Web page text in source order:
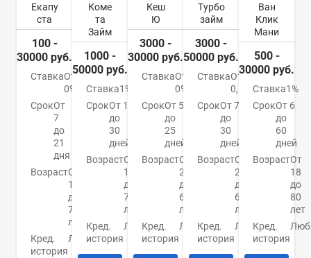
Екапу
ста
100 -
30000 руб.
СтавкаОт
0%
СрокОт
7
до
21
дня
ВозрастОт
18
до
70
лет
Кред.
история
Любая
Коме
та
Займ
1000 -
50000 руб.
Ставка1%
СрокОт 1
до
30
дней
ВозрастОт
18
до
70
лет
Кред.
история
Любая
Кеш
Ю
3000 -
30000 руб.
СтавкаОт
0%
СрокОт 5
до
25
дней
ВозрастОт
21
до
65
лет
Кред.
история
Любая
Турбо
займ
3000 -
50000 руб.
СтавкаОт
0,5%
СрокОт 7
до
30
дней
ВозрастОт
21
до
65
лет
Кред.
история
Любая
Ван
Клик
Мани
500 -
30000 руб.
Ставка1%
СрокОт 6
до
60
дней
ВозрастОт
18
до
80
лет
Кред.
история